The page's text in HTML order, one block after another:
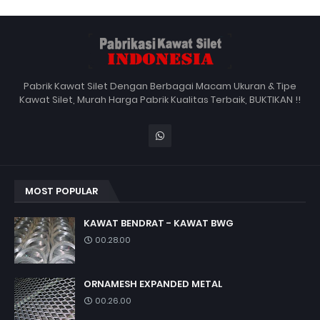
Pabrik Kawat Silet Dengan Berbagai Macam Ukuran & Tipe
Kawat Silet, Murah Harga Pabrik Kualitas Terbaik, BUKTIKAN !!
MOST POPULAR
KAWAT BENDRAT - KAWAT BWG
00.28.00
ORNAMESH EXPANDED METAL
00.26.00